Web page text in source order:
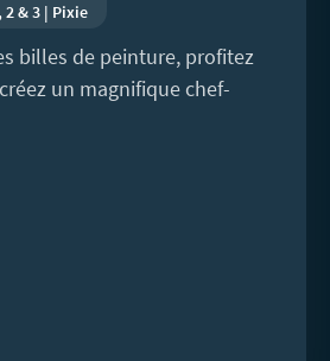
& 3 | Pixie
billes de peinture, profitez
un magnifique chef-